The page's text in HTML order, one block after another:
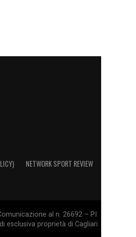
NETWORK SPORT REVIEW
al n. 26692 – PI
esclusiva proprietà di Cagliari